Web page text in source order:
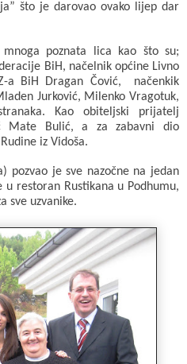
što je darovao ovako lijep dar
poznata lica kao što su;
BiH, načelnik općine Livno
a BiH Dragan Čović, načenkik
Jurković, Milenko Vragotuk,
Kao obiteljski prijatelj
Mate Bulić, a za zabavni dio
iz Vidoša.
pozvao je sve nazočne na jedan
restoran Rustikana u Podhumu,
sve uzvanike.